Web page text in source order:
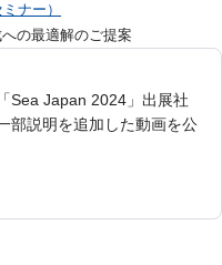
ナー）
の最適解のご提案
Sea Japan 2024」出展社
部説明を追加した動画を公